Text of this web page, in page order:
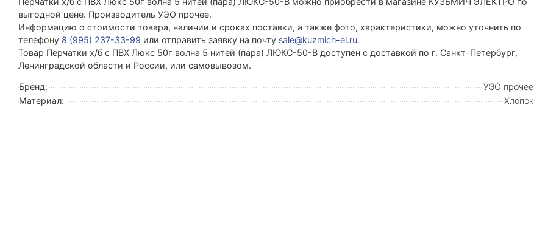
выгодной цене. Производитель УЭО прочее.
Информацию о стоимости товара, наличии и сроках поставки, а также фото, характеристики, можно уточнить по
телефону 8 (995) 237-33-99 или отправить заявку на почту sale@kuzmich-el.ru.
Товар Перчатки х/б с ПВХ Люкс 50г волна 5 нитей (пара) ЛЮКС-50-В доступен с доставкой по г. Санкт-Петербург,
Ленинградской области и России, или самовывозом.
Бренд:
УЭО прочее
Материал:
Хлопок